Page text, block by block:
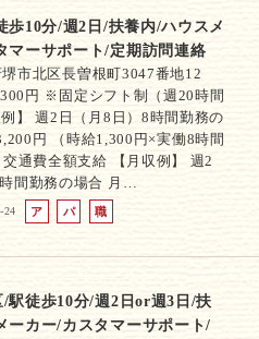
ト
歩10分/週2日/扶養内/ハウスメ
マーサポート/定期訪問連絡
市北区長曽根町3047番地12
円 ※固定シフト制（週20時間
】 週2日（月8日）8時間勤務の
円 （時給1,300円×実働8時間
通費全額支給 【月収例】 週2
間勤務の場合 月…
24
ア
バ
ト
パ
ト
職
紹
駅徒歩10分/週2日or週3日/扶
ーカー/カスタマーサポート/